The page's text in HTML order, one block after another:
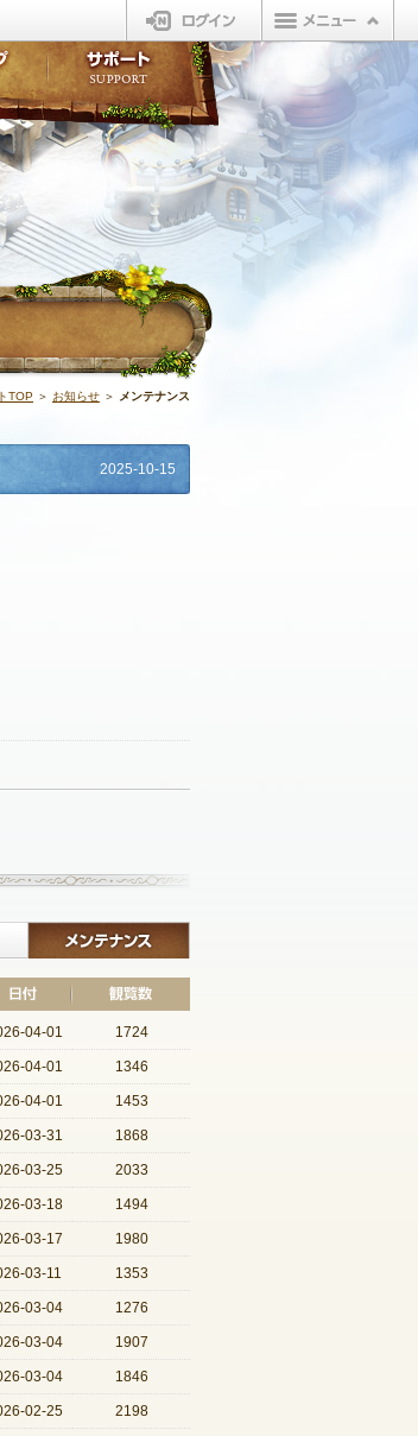
ログイン
TOP ＞ お知らせ ＞ メンテナンス
2025-10-15
アップデート
04-01 1724
04-01 1346
04-01 1453
03-31 1868
03-25 2033
03-18 1494
03-17 1980
03-11 1353
03-04 1276
03-04 1907
03-04 1846
02-25 2198
ンプ
ショップ
販売アイテム
ビューティーショップ
オープンマーケットサポート
不具合対応状況
アンケート